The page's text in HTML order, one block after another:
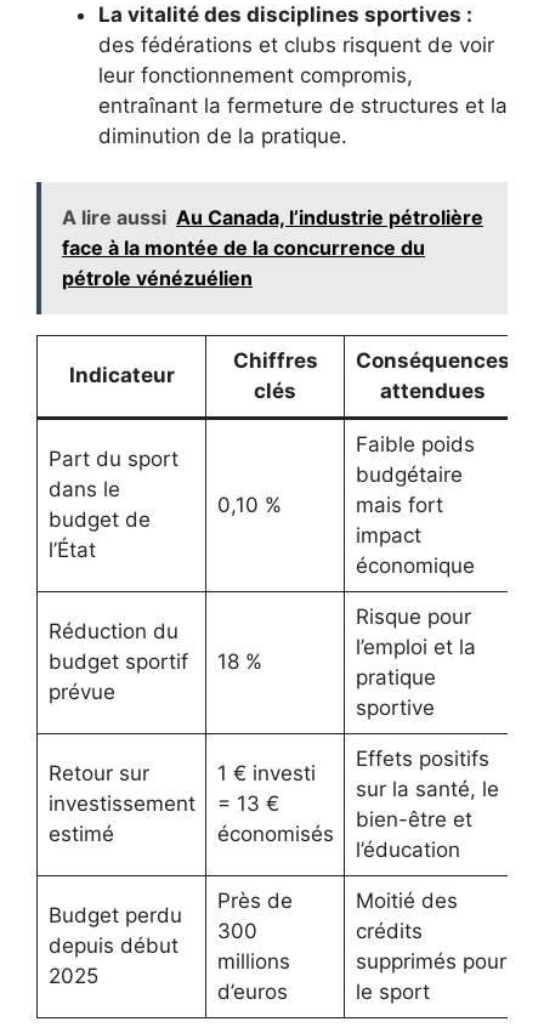
La vitalité des disciplines sportives :
des fédérations et clubs risquent de voir
leur fonctionnement compromis,
entraînant la fermeture de structures et la
diminution de la pratique.
A lire aussi Au Canada, l’industrie pétrolière
face à la montée de la concurrence du
pétrole vénézuélien
Indicateur
Chiffres
clés
Conséquences
attendues
Part du sport
dans le
budget de
l’État
0,10 %
Faible poids
budgétaire
mais fort
impact
économique
Réduction du
budget sportif
prévue
18 %
Risque pour
l’emploi et la
pratique
sportive
Retour sur
investissement
estimé
1 € investi
= 13 €
économisés
Effets positifs
sur la santé, le
bien-être et
l’éducation
Budget perdu
depuis début
2025
Près de
300
millions
d’euros
Moitié des
crédits
supprimés pour
le sport